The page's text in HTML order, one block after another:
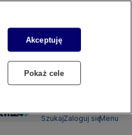
SzukajZaloguj sięMenu
Akceptuję
Pokaż cele